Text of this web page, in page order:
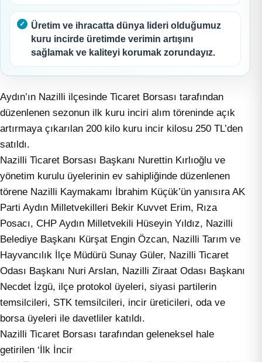
Üretim ve ihracatta dünya lideri olduğumuz
kuru incirde üretimde verimin artışını
sağlamak ve kaliteyi korumak zorundayız.
Aydın’ın Nazilli ilçesinde Ticaret Borsası tarafından
düzenlenen sezonun ilk kuru inciri alım töreninde açık
artırmaya çıkarılan 200 kilo kuru incir kilosu 250 TL’den
satıldı.
Nazilli Ticaret Borsası Başkanı Nurettin Kırlıoğlu ve
yönetim kurulu üyelerinin ev sahipliğinde düzenlenen
törene Nazilli Kaymakamı İbrahim Küçük’ün yanısıra AK
Parti Aydın Milletvekilleri Bekir Kuvvet Erim, Rıza
Posacı, CHP Aydın Milletvekili Hüseyin Yıldız, Nazilli
Belediye Başkanı Kürşat Engin Özcan, Nazilli Tarım ve
Hayvancılık İlçe Müdürü Sunay Güler, Nazilli Ticaret
Odası Başkanı Nuri Arslan, Nazilli Ziraat Odası Başkanı
Necdet İzgü, ilçe protokol üyeleri, siyasi partilerin
temsilcileri, STK temsilcileri, incir üreticileri, oda ve
borsa üyeleri ile davetliler katıldı.
Nazilli Ticaret Borsası tarafından geleneksel hale
getirilen ‘İlk İncir